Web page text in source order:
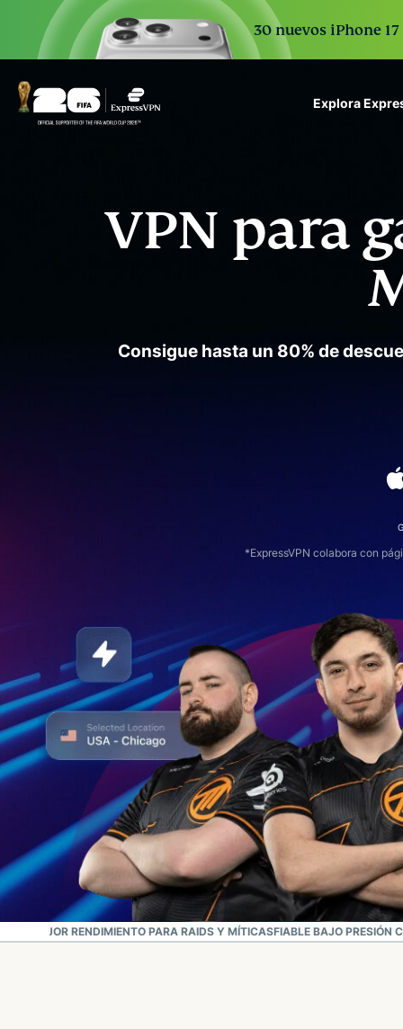
30 nuevos iPhone
Explora
scale.
VPN para
Consigue hasta un 80% de
*ExpressVPN colabora con
EL MEJOR RENDIMIENTO PARA RAIDS Y MÍTICASFIABLE BAJO PRESIÓN